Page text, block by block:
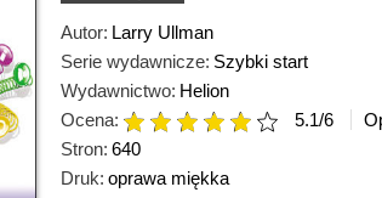
Autor: Larry Ullman
Serie wydawnicze: Szybki start
Wydawnictwo: Helion
Ocena:
5.1/6
Stron: 640
Druk: oprawa miękka